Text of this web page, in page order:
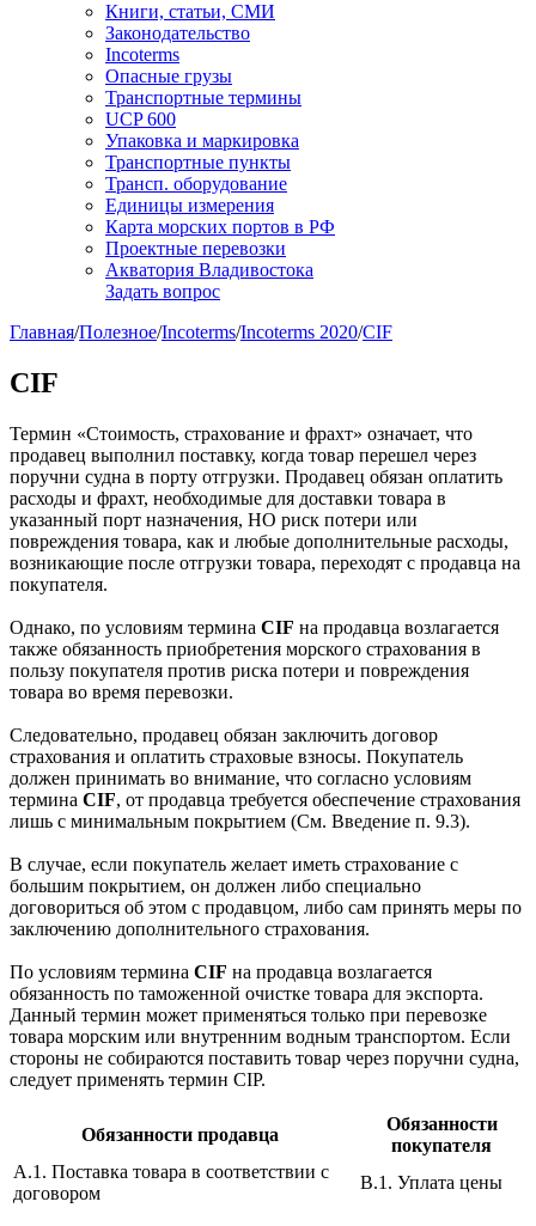
Книги, статьи, СМИ
Законодательство
Incoterms
Опасные грузы
Транспортные термины
UCP 600
Упаковка и маркировка
Транспортные пункты
Трансп. оборудование
Единицы измерения
Карта морских портов в РФ
Проектные перевозки
Акватория Владивостока
Задать вопрос
Главная/Полезное/Incoterms/Incoterms 2020/CIF
CIF
Термин «Стоимость, страхование и фрахт» означает, что
продавец выполнил поставку, когда товар перешел через
поручни судна в порту отгрузки. Продавец обязан оплатить
расходы и фрахт, необходимые для доставки товара в
указанный порт назначения, НО риск потери или
повреждения товара, как и любые дополнительные расходы,
возникающие после отгрузки товара, переходят с продавца на
покупателя.
Однако, по условиям термина CIF на продавца возлагается
также обязанность приобретения морского страхования в
пользу покупателя против риска потери и повреждения
товара во время перевозки.
Следовательно, продавец обязан заключить договор
страхования и оплатить страховые взносы. Покупатель
должен принимать во внимание, что согласно условиям
термина CIF, от продавца требуется обеспечение страхования
лишь с минимальным покрытием (См. Введение п. 9.3).
В случае, если покупатель желает иметь страхование с
большим покрытием, он должен либо специально
договориться об этом с продавцом, либо сам принять меры по
заключению дополнительного страхования.
По условиям термина CIF на продавца возлагается
обязанность по таможенной очистке товара для экспорта.
Данный термин может применяться только при перевозке
товара морским или внутренним водным транспортом. Если
стороны не собираются поставить товар через поручни судна,
следует применять термин CIP.
Обязанности продавца
Обязанности
покупателя
A.1. Поставка товара в соответствии с
договором
B.1. Уплата цены